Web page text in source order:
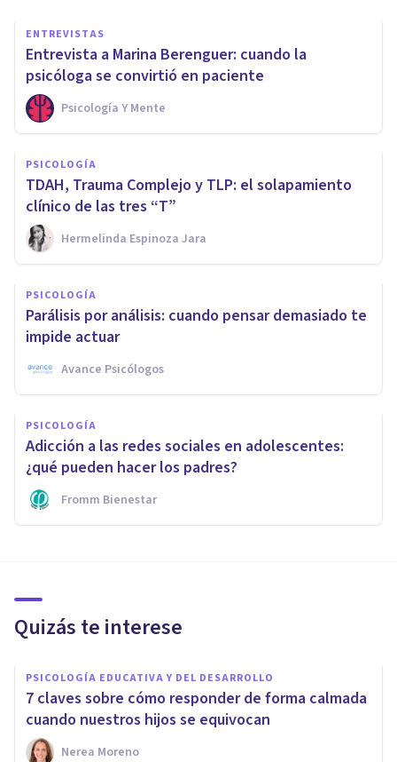
ENTREVISTAS
Entrevista a Marina Berenguer: cuando la
psicóloga se convirtió en paciente
Psicología Y Mente
PSICOLOGÍA
TDAH, Trauma Complejo y TLP: el solapamiento
clínico de las tres “T”
Hermelinda Espinoza Jara
PSICOLOGÍA
Parálisis por análisis: cuando pensar demasiado te
impide actuar
Avance Psicólogos
PSICOLOGÍA
Adicción a las redes sociales en adolescentes:
¿qué pueden hacer los padres?
Fromm Bienestar
Quizás te interese
PSICOLOGÍA EDUCATIVA Y DEL DESARROLLO
7 claves sobre cómo responder de forma calmada
cuando nuestros hijos se equivocan
Nerea Moreno